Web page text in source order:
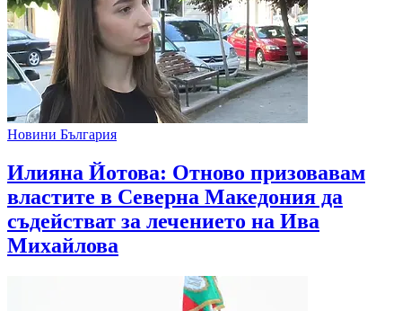
Новини България
Илияна Йотова: Отново призовавам
властите в Северна Македония да
съдействат за лечението на Ива
Михайлова